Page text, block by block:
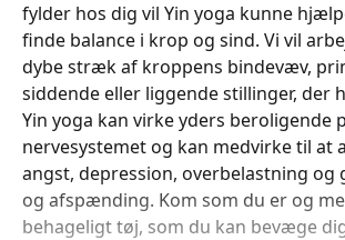
fylder hos dig vil Yin yoga kunne
finde balance i krop og sind. Vi vil
dybe stræk af kroppens bindevæv,
siddende eller liggende stillinger, der
Yin yoga kan virke yders beroligende
nervesystemet og kan medvirke til at
angst, depression, overbelastning og
og afspænding. Kom som du er og
behageligt tøj, som du kan bevæge